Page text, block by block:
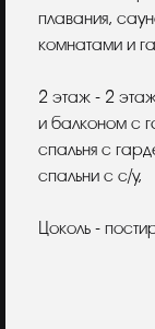
плавания,
комнатами и
2 этаж - 2
и балконом с
спальня с
спальни с с/у,
Цоколь -